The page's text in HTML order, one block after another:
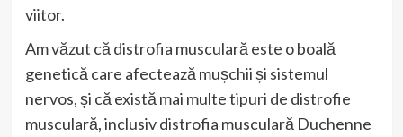
viitor.
Am văzut că distrofia musculară este o boală
genetică care afectează mușchii și sistemul
nervos, și că există mai multe tipuri de distrofie
musculară, inclusiv distrofia musculară Duchenne